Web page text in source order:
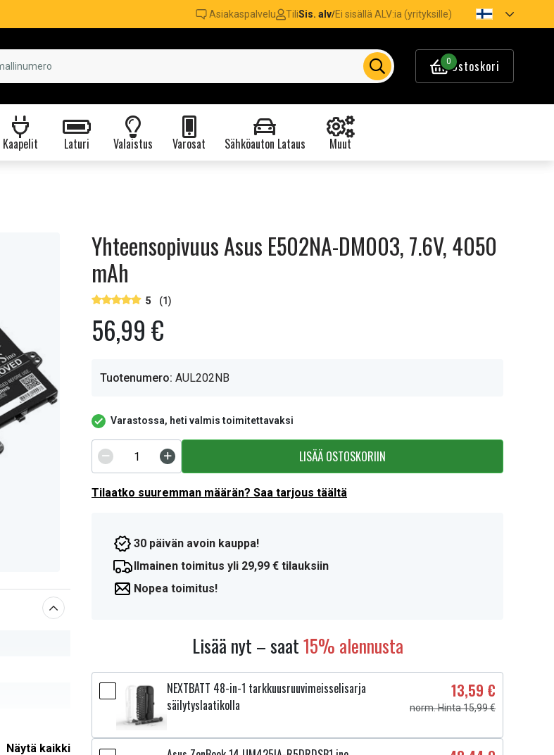
Asiakaspalvelu TiliSis. alv/Ei sisällä ALV:ia (yrityksille)
0Ostoskori
Kaapelit Laturi Valaistus Varosat Sähköauton Lataus Muut
Näytä kaikki
Yhteensopivuus Asus E502NA-DM003, 7.6V, 4050
mAh
5 (1)
56,99 €
Tuotenumero: AUL202NB
Varastossa, heti valmis toimitettavaksi
LISÄÄ OSTOSKORIIN
Tilaatko suuremman määrän? Saa tarjous täältä
30 päivän avoin kauppa!
Ilmainen toimitus yli 29,99 € tilauksiin
Nopea toimitus!
Lisää nyt – saat15% alennusta
NEXTBATT 48-in-1 tarkkuusruuvimeisselisarja
säilytyslaatikolla
13,59 €
norm. Hinta 15,99 €